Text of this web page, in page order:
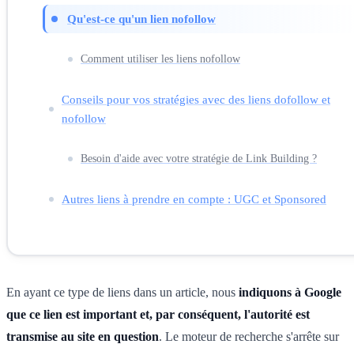
Qu'est-ce qu'un lien nofollow
Comment utiliser les liens nofollow
Conseils pour vos stratégies avec des liens dofollow et
nofollow
Besoin d'aide avec votre stratégie de Link Building ?
Autres liens à prendre en compte : UGC et Sponsored
En ayant ce type de liens dans un article, nous indiquons à Google
que ce lien est important et, par conséquent, l'autorité est
transmise au site en question. Le moteur de recherche s'arrête sur